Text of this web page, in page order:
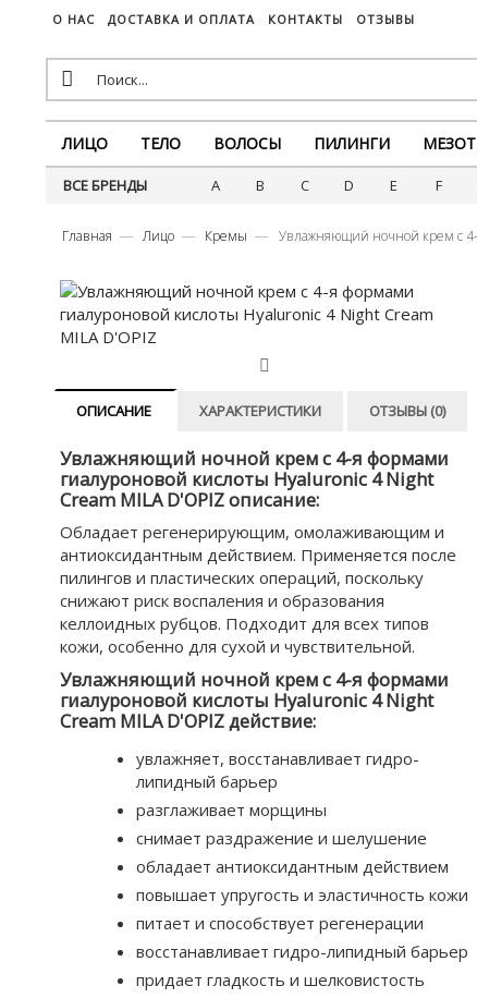
О НАС ДОСТАВКА И ОПЛАТА КОНТАКТЫ ОТЗЫВЫ
ЛИЦО ТЕЛО ВОЛОСЫ ПИЛИНГИ
ВСЕ БРЕНДЫ A B C D E F
Главная Лицо Кремы Увлажняющий ночной крем с 4-
ОПИСАНИЕ ХАРАКТЕРИСТИКИ ОТЗЫВЫ (0)
Увлажняющий ночной крем с 4-я формами
гиалуроновой кислоты Hyaluronic 4 Night
Cream MILA D'OPIZ описание:
Обладает регенерирующим, омолаживающим и
антиоксидантным действием. Применяется после
пилингов и пластических операций, поскольку
снижают риск воспаления и образования
келлоидных рубцов. Подходит для всех типов
кожи, особенно для сухой и чувствительной.
Увлажняющий ночной крем с 4-я формами
гиалуроновой кислоты Hyaluronic 4 Night
Cream MILA D'OPIZ действие:
увлажняет, восстанавливает гидро-
липидный барьер
разглаживает морщины
снимает раздражение и шелушение
обладает антиоксидантным действием
повышает упругость и эластичность кожи
питает и способствует регенерации
восстанавливает гидро-липидный барьер
придает гладкость и шелковистость